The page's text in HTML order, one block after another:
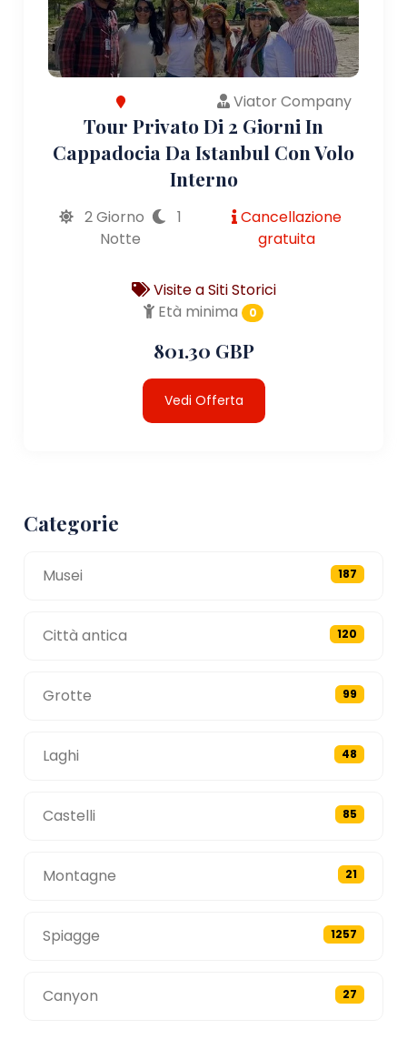
Viator Company
Tour Privato Di 2 Giorni In
Cappadocia Da Istanbul Con Volo
Interno
2 Giorno
1
Notte
Cancellazione
gratuita
Visite a Siti Storici
Età minima
0
801.30 GBP
Vedi Offerta
Categorie
Musei 187
Città antica 120
Grotte 99
Laghi 48
Castelli 85
Montagne 21
Spiagge 1257
Canyon 27